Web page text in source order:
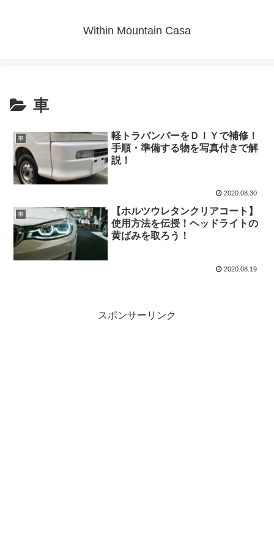
Within Mountain Casa
車
車
軽トラバンパーをＤＩＹで補修！
手順・準備する物を写真付きで解
説！
2020.08.30
車
【ホルツウレタンクリアコート】
使用方法を伝授！ヘッドライトの
黄ばみを取ろう！
2020.08.19
スポンサーリンク